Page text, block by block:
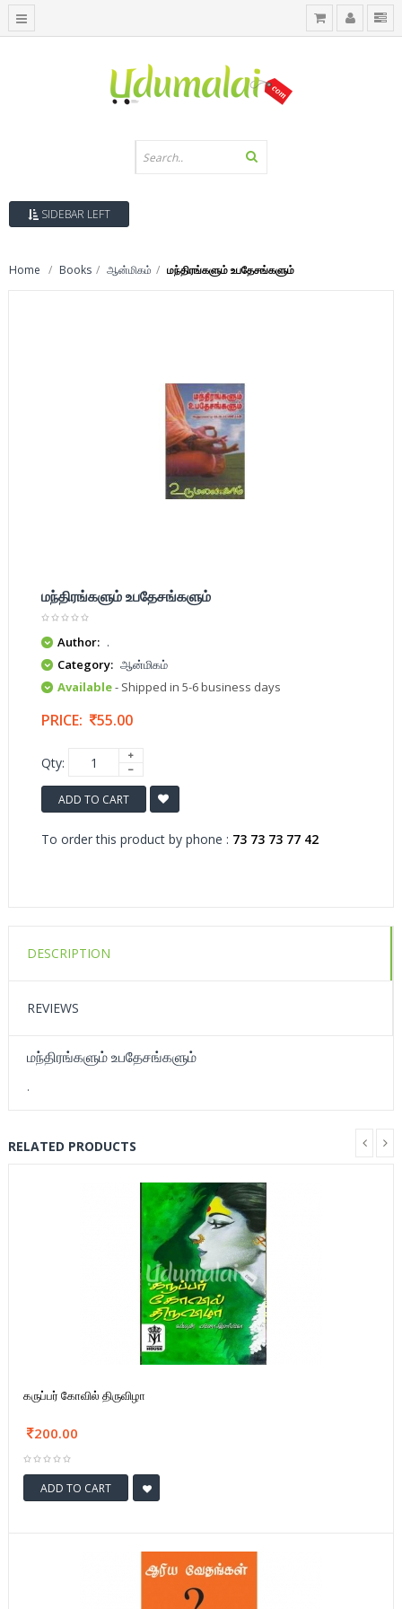
SIDEBAR LEFT
Home Books ஆன்மிகம் மந்திரங்களும் உபதேசங்களும்
மந்திரங்களும் உபதேசங்களும்
Author: .
Category: ஆன்மிகம்
Available- Shipped in 5-6 business days
PRICE: 55.00
Qty:
ADD TO CART
To order this product by phone : 73 73 73 77 42
DESCRIPTION
REVIEWS
மந்திரங்களும் உபதேசங்களும்
.
RELATED PRODUCTS
கருப்பர் கோவில் திருவிழா
200.00
ADD TO CART